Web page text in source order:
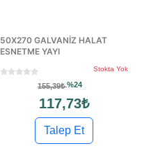
50X270 GALVANİZ HALAT
ESNETME YAYI
Stokta Yok
155,39₺%24
117,73₺
Talep Et